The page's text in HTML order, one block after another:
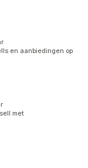
en aanbiedingen op
met